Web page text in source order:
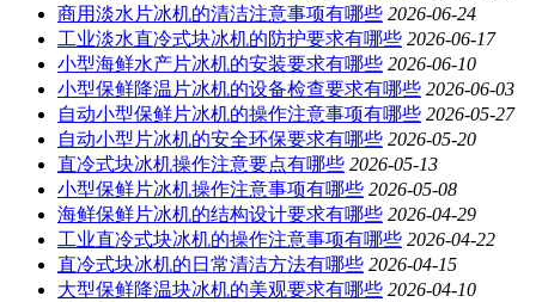
商用淡水片冰机的清洁注意事项有哪些 2026-06-24
工业淡水直冷式块冰机的防护要求有哪些 2026-06-17
小型海鲜水产片冰机的安装要求有哪些 2026-06-10
小型保鲜降温片冰机的设备检查要求有哪些 2026-06-03
自动小型保鲜片冰机的操作注意事项有哪些 2026-05-27
自动小型片冰机的安全环保要求有哪些 2026-05-20
直冷式块冰机操作注意要点有哪些 2026-05-13
小型保鲜片冰机操作注意事项有哪些 2026-05-08
海鲜保鲜片冰机的结构设计要求有哪些 2026-04-29
工业直冷式块冰机的操作注意事项有哪些 2026-04-22
直冷式块冰机的日常清洁方法有哪些 2026-04-15
大型保鲜降温块冰机的美观要求有哪些 2026-04-10